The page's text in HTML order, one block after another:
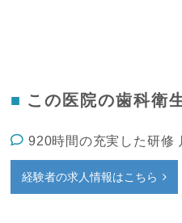
この医院の歯科衛
920時間の充実した研修
経験者の求人情報はこちら